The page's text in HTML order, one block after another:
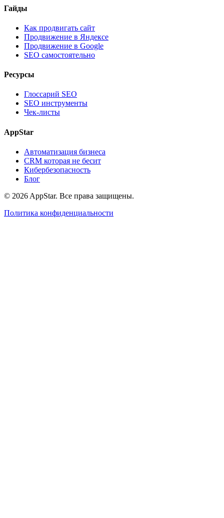
Гайды
Как продвигать сайт
Продвижение в Яндексе
Продвижение в Google
SEO самостоятельно
Ресурсы
Глоссарий SEO
SEO инструменты
Чек-листы
AppStar
Автоматизация бизнеса
CRM которая не бесит
Кибербезопасность
Блог
© 2026 AppStar. Все права защищены.
Политика конфиденциальности